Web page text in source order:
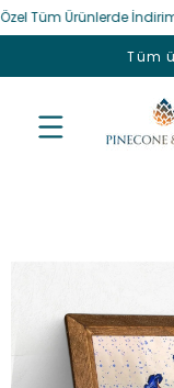
İçeriğe
atla
Ürünlerde İndirim
Tüm